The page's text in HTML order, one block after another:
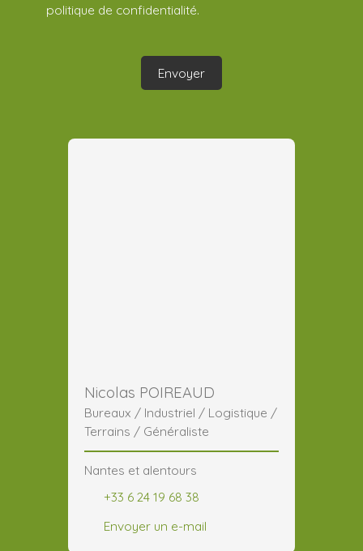
politique de confidentialité.
Envoyer
Nicolas POIREAUD
Bureaux / Industriel / Logistique /
Terrains / Généraliste
Nantes et alentours
+33 6 24 19 68 38
Envoyer un e-mail